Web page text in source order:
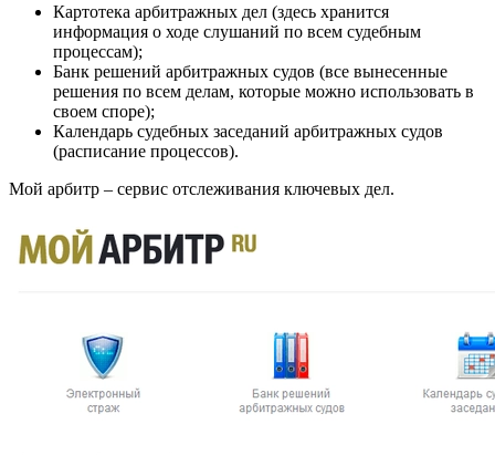
Картотека арбитражных дел (здесь хранится
информация о ходе слушаний по всем судебным
процессам);
Банк решений арбитражных судов (все вынесенные
решения по всем делам, которые можно использовать в
своем споре);
Календарь судебных заседаний арбитражных судов
(расписание процессов).
Мой арбитр – сервис отслеживания ключевых дел.